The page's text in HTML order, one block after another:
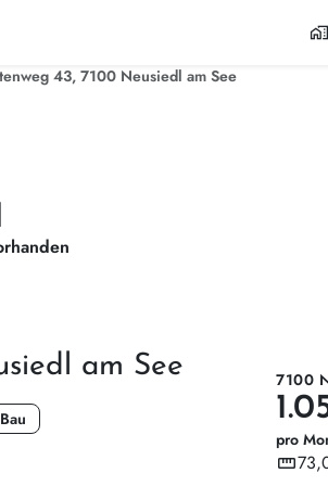
home_work
43, 7100 Neusiedl am See
am See 7100
pro
straighten